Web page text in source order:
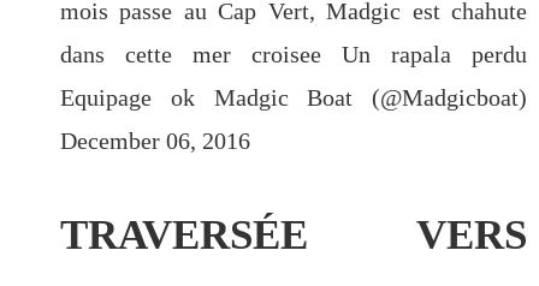
mois passe au Cap Vert, Madgic est chahute
dans cette mer croisee Un rapala perdu
Equipage ok Madgic Boat (@Madgicboat)
December 06, 2016
TRAVERSÉE VERS